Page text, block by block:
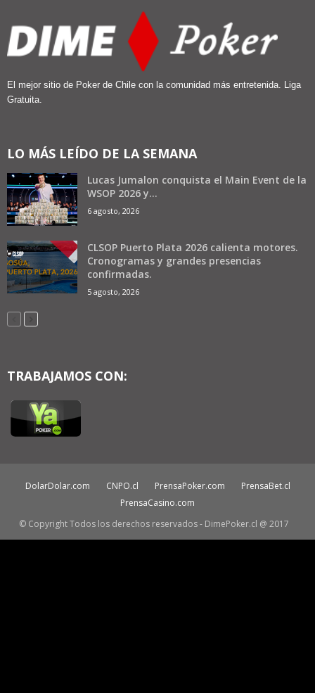
El mejor sitio de Poker de Chile con la comunidad más entretenida. Liga
Gratuita.
LO MÁS LEÍDO DE LA SEMANA
Lucas Jumalon conquista el Main Event de la
WSOP 2026 y...
6 agosto, 2026
CLSOP Puerto Plata 2026 calienta motores.
Cronogramas y grandes presencias
confirmadas.
5 agosto, 2026
TRABAJAMOS CON:
DolarDolar.com CNPO.cl PrensaPoker.com
PrensaBet.cl
PrensaCasino.com
© Copyright Todos los derechos reservados - DimePoker.cl @ 2017